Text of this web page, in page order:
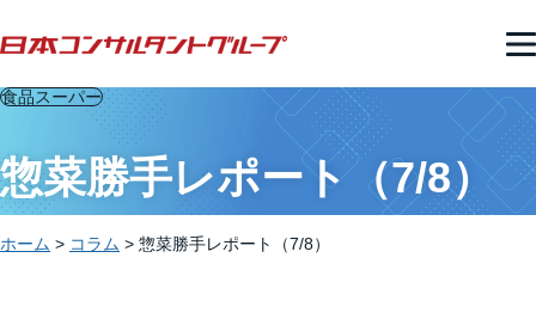
食品スーパー
惣菜勝手レポート（7/8）
ホーム > コラム > 惣菜勝手レポート（7/8）